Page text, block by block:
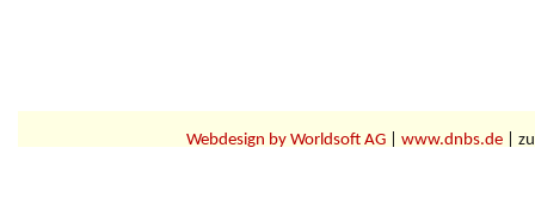
Webdesign by Worldsoft AG| www.dnbs.de|